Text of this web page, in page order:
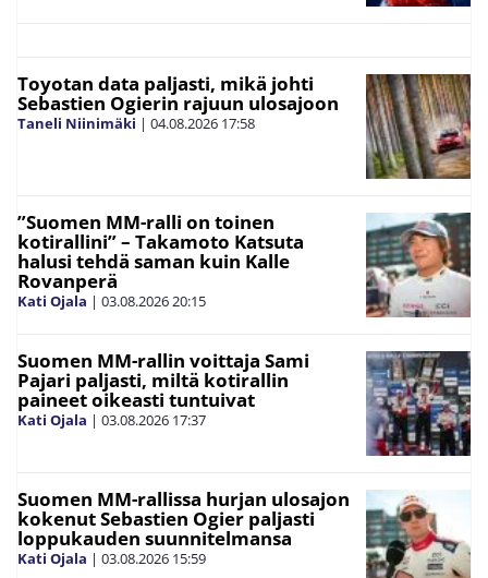
Toyotan data paljasti, mikä johti
Sebastien Ogierin rajuun ulosajoon
Taneli Niinimäki | 04.08.2026 17:58
”Suomen MM-ralli on toinen
kotirallini” – Takamoto Katsuta
halusi tehdä saman kuin Kalle
Rovanperä
Kati Ojala | 03.08.202620:15
Suomen MM-rallin voittaja Sami
Pajari paljasti, miltä kotirallin
paineet oikeasti tuntuivat
Kati Ojala | 03.08.2026 17:37
Suomen MM-rallissa hurjan ulosajon
kokenut Sebastien Ogier paljasti
loppukauden suunnitelmansa
Kati Ojala | 03.08.2026 15:59